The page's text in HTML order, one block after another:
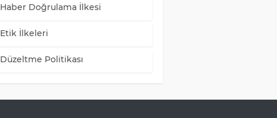
Haber Doğrulama İlkesi
Etik İlkeleri
Düzeltme Politikası